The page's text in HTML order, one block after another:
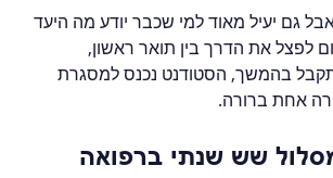
גם יעיל מאוד למי שכבר יודע מה היעד
לפצל את הדרך בין תואר ראשון,
בהמשך, הסטודנט נכנס למסגרת
אחת ברורה.
שש שנתי ברפואה